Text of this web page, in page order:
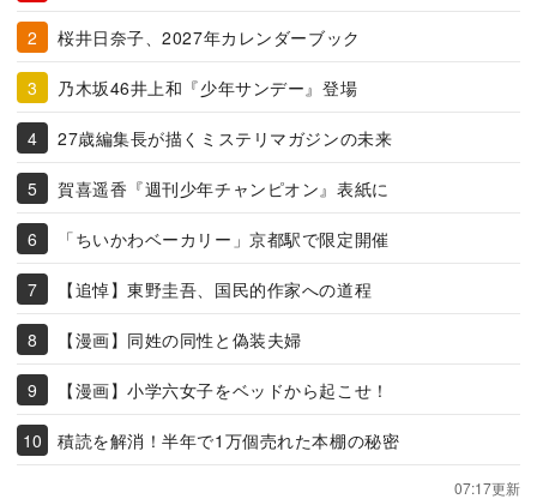
桜井日奈子、2027年カレンダーブック
乃木坂46井上和『少年サンデー』登場
27歳編集長が描くミステリマガジンの未来
賀喜遥香『週刊少年チャンピオン』表紙に
「ちいかわベーカリー」京都駅で限定開催
【追悼】東野圭吾、国民的作家への道程
【漫画】同姓の同性と偽装夫婦
【漫画】小学六女子をベッドから起こせ！
積読を解消！半年で1万個売れた本棚の秘密
07:17更新